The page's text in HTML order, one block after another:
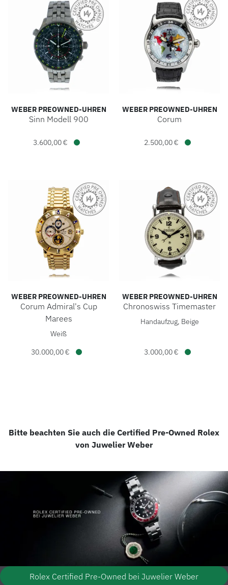
WEBER PREOWNED-UHREN
Sinn Modell 900
3.600,00 €
WEBER PREOWNED-UHREN
Corum
2.500,00 €
WEBER PREOWNED-UHREN
Corum Admiral's Cup
Marees
Weber Preowned-Uhren Corum Admiral's Cup Marees,
Weiß
30.000,00 €
WEBER PREOWNED-UHREN
Chronoswiss Timemaster
Weber Preowned-Uhren
Handaufzug, Beige
3.000,00 €
Bitte beachten Sie auch die Certified Pre-Owned Rolex
von Juwelier Weber
Rolex Certified Pre-Owned bei Juwelier Weber